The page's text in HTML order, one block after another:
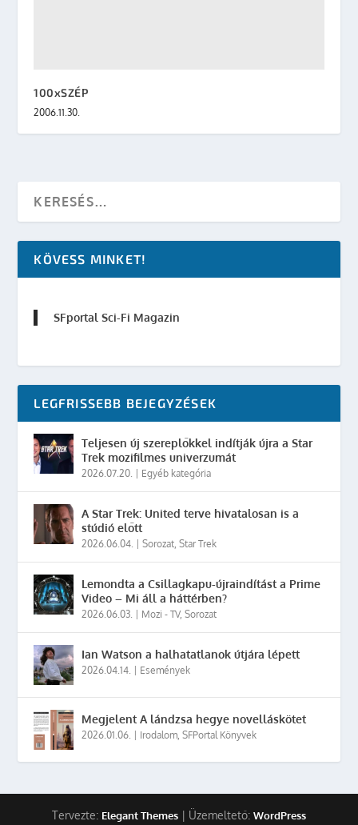
100xSZÉP
2006.11.30.
KÖVESS MINKET!
SFportal Sci-Fi Magazin
LEGFRISSEBB BEJEGYZÉSEK
Teljesen új szereplőkkel indítják újra a Star
Trek mozifilmes univerzumát
2026.07.20. | Egyéb kategória
A Star Trek: United terve hivatalosan is a
stúdió előtt
2026.06.04. |Sorozat ,Star Trek
Lemondta a Csillagkapu-újraindítást a Prime
Video – Mi áll a háttérben?
2026.06.03. | Mozi - TV,Sorozat
Ian Watson a halhatatlanok útjára lépett
2026.04.14. | Események
Megjelent A lándzsa hegye novelláskötet
2026.01.06. | Irodalom ,SFPortal Könyvek
Tervezte: Elegant Themes | Üzemeltető: WordPress